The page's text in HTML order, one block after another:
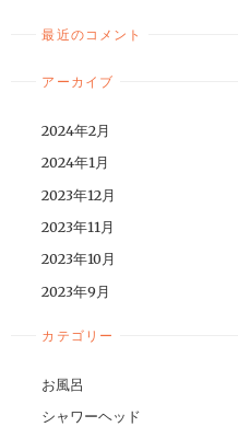
最近のコメント
アーカイブ
2024年2月
2024年1月
2023年12月
2023年11月
2023年10月
2023年9月
カテゴリー
お風呂
シャワーヘッド